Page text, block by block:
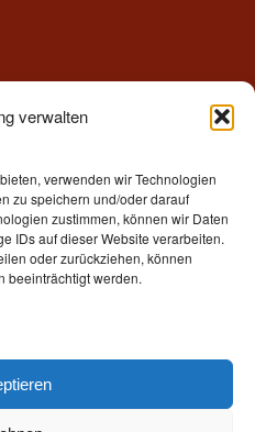
verwalten
verwenden wir Technologien
zu speichern und/oder darauf
zustimmen, können wir Daten
IDs auf dieser Website verarbeiten.
oder zurückziehen, können
beeinträchtigt werden.